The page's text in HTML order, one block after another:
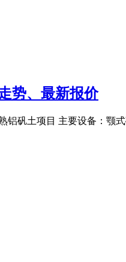
势、最新报价
铝矾土项目 主要设备：